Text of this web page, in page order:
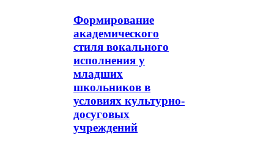
Формирование
академического
стиля вокального
исполнения у
младших
школьников в
условиях культурно-
досуговых
учреждений